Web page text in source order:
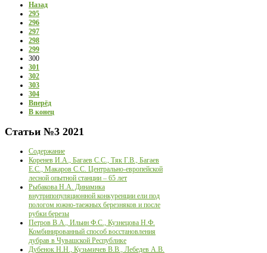
Назад
295
296
297
298
299
300
301
302
303
304
Вперёд
В конец
Статьи №3 2021
Содержание
Коренев И.А., Багаев С.С., Тяк Г.В., Багаев
Е.С., Макаров С.С. Центрально-европейской
лесной опытной станции – 65 лет
Рыбакова Н.А. Динамика
внутрипопуляционной конкуренции ели под
пологом южно-таежных березняков и после
рубки березы
Петров В.А., Ильин Ф.С., Кузнецова Н.Ф.
Комбинированный способ восстановления
дубрав в Чувашской Республике
Дубенок Н.Н., Кузьмичев В.В., Лебедев А.В.